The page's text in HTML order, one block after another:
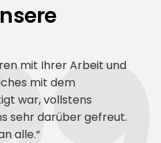
mit Ihrer Arbeit und
mit dem
war, vollstens
sehr darüber gefreut.
alle.